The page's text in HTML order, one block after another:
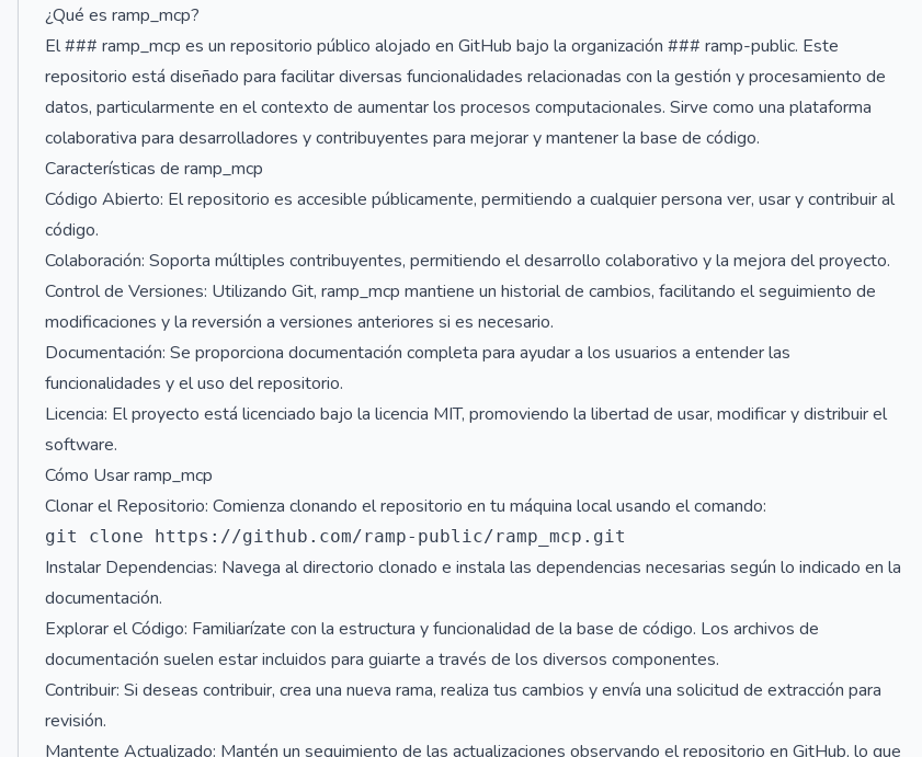
¿Qué es ramp_mcp?
El ### ramp_mcp es un repositorio público alojado en GitHub bajo la organización ### ramp-public. Este
repositorio está diseñado para facilitar diversas funcionalidades relacionadas con la gestión y procesamiento de
datos, particularmente en el contexto de aumentar los procesos computacionales. Sirve como una plataforma
colaborativa para desarrolladores y contribuyentes para mejorar y mantener la base de código.
Características de ramp_mcp
Código Abierto: El repositorio es accesible públicamente, permitiendo a cualquier persona ver, usar y contribuir al
código.
Colaboración: Soporta múltiples contribuyentes, permitiendo el desarrollo colaborativo y la mejora del proyecto.
Control de Versiones: Utilizando Git, ramp_mcp mantiene un historial de cambios, facilitando el seguimiento de
modificaciones y la reversión a versiones anteriores si es necesario.
Documentación: Se proporciona documentación completa para ayudar a los usuarios a entender las
funcionalidades y el uso del repositorio.
Licencia: El proyecto está licenciado bajo la licencia MIT, promoviendo la libertad de usar, modificar y distribuir el
software.
Cómo Usar ramp_mcp
Clonar el Repositorio: Comienza clonando el repositorio en tu máquina local usando el comando:
Instalar Dependencias: Navega al directorio clonado e instala las dependencias necesarias según lo indicado en la
documentación.
Explorar el Código: Familiarízate con la estructura y funcionalidad de la base de código. Los archivos de
documentación suelen estar incluidos para guiarte a través de los diversos componentes.
Contribuir: Si deseas contribuir, crea una nueva rama, realiza tus cambios y envía una solicitud de extracción para
revisión.
Mantente Actualizado: Mantén un seguimiento de las actualizaciones observando el repositorio en GitHub, lo que